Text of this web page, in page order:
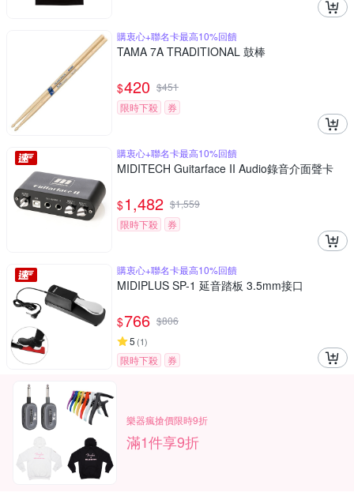
購衷心+聯名卡最高10%回饋
TAMA 7A TRADITIONAL 鼓棒
$420 $451
限時下殺
券
購衷心+聯名卡最高10%回饋
MIDITECH Guitarface II Audio錄音介面聲卡
$1,482 $1,559
限時下殺
券
購衷心+聯名卡最高10%回饋
MIDIPLUS SP-1 延音踏板 3.5mm接口
$766 $806
5 (1)
限時下殺 券
樂器瘋搶價限時9折
滿1件享9折